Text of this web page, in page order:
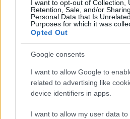
I want to opt-out of Collection,
Retention, Sale, and/or
Personal Data that Is
Purposes for which it was
Opted Out
Google consents
I want to allow Google to
related to advertising like
device identifiers in apps.
I want to allow my user data
Παράλληλα, επισημαίνεται ότι οι